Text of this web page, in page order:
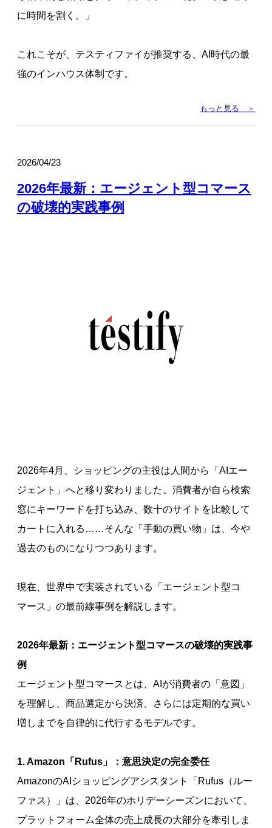
に時間を割く。」
これこそが、テスティファイが推奨する、AI時代の最
強のインハウス体制です。
もっと見る ＞
2026/04/23
2026年最新：エージェント型コマース
の破壊的実践事例
2026年4月、ショッピングの主役は人間から「AIエー
ジェント」へと移り変わりました。消費者が自ら検索
窓にキーワードを打ち込み、数十のサイトを比較して
カートに入れる……そんな「手動の買い物」は、今や
過去のものになりつつあります。
現在、世界中で実装されている「エージェント型コ
マース」の最前線事例を解説します。
2026年最新：エージェント型コマースの破壊的実践事
例
エージェント型コマースとは、AIが消費者の「意図」
を理解し、商品選定から決済、さらには定期的な買い
増しまでを自律的に代行するモデルです。
1. Amazon「Rufus」：意思決定の完全委任
AmazonのAIショッピングアシスタント「Rufus（ルー
ファス）」は、2026年のホリデーシーズンにおいて、
プラットフォーム全体の売上成長の大部分を牽引しま